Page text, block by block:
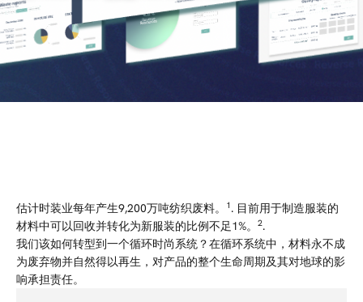
估计时装业每年产生9,200万吨纺织废料。 1 . 目前用于制造服装的
材料中可以回收并转化为新服装的比例不足1%。
2.
我们该如何转型到一个循环时尚系统？在循环系统中， 材料永不成
为废弃物并自然得以再生，对产品的整个生命周期及其对地球的影
响承担责任。